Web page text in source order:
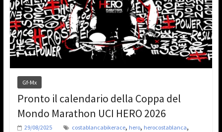
Gf-Mx
Pronto il calendario della Coppa del
Mondo Marathon UCI HERO 2026
29/08/2025 costablancabikerace, hero, herocostablanca,